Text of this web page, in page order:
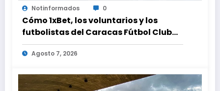
Notinformados 0
Cómo 1xBet, los voluntarios y los
futbolistas del Caracas Fútbol Club
juntaron fuerzas para ayudar a las
familias de Venezuela
Agosto 7, 2026